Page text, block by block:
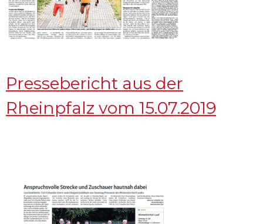
Pressebericht aus der
Rheinpfalz vom 15.07.2019